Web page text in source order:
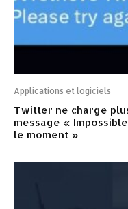
Applications et logiciels
Twitter ne charge
message «
le moment »